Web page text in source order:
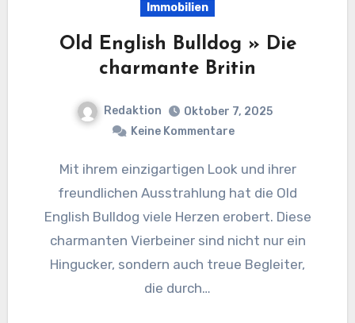
Immobilien
Old English Bulldog » Die
charmante Britin
Redaktion
Oktober 7, 2025
Keine Kommentare
Mit ihrem einzigartigen Look und ihrer
freundlichen Ausstrahlung hat die Old
English Bulldog viele Herzen erobert. Diese
charmanten Vierbeiner sind nicht nur ein
Hingucker, sondern auch treue Begleiter,
die durch…